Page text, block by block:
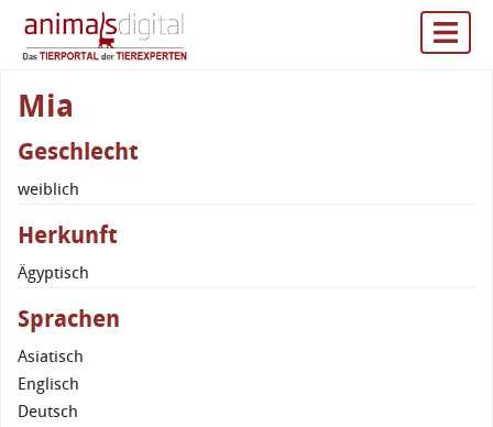
Mia
Geschlecht
weiblich
Herkunft
Ägyptisch
Sprachen
Asiatisch
Englisch
Deutsch